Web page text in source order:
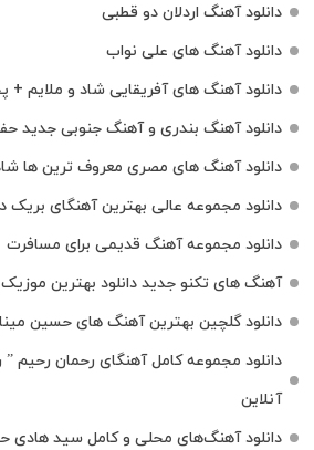
دانلود آهنگ اردلان دو قطبی
دانلود آهنگ های علی نواب
دانلود آهنگ های آفریقایی شاد و ملایم
دانلود آهنگ بندری و آهنگ جنوبی جدید
دانلود آهنگ های مصری معروف ترین ها
دانلود مجموعه عالی بهترین آهنگای
دانلود مجموعه آهنگ قدیمی برای مسافرت
آهنگ های تکنو جدید دانلود بهترین موزیک
دانلود گلچین بهترین آهنگ های حسین
دانلود مجموعه کامل آهنگای رحمان رحیم ”
آنلاین
دانلود آهنگ‌های محلی و کامل سید هادی